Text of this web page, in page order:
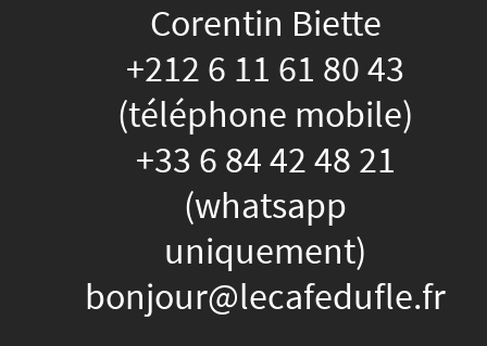
Corentin Biette
+212 6 11 61 80 43
(téléphone mobile)
+33 6 84 42 48 21
(whatsapp
uniquement)
bonjour@lecafedufle.fr